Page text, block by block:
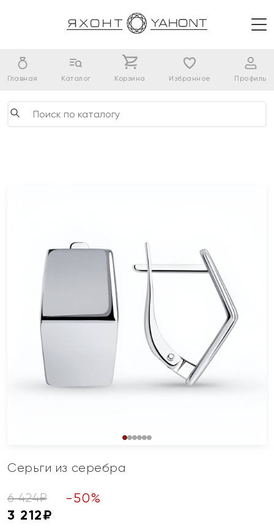
Главная Каталог Корзина Избранное Профиль
Серьги из серебра
6 424₽ -50%
3 212₽